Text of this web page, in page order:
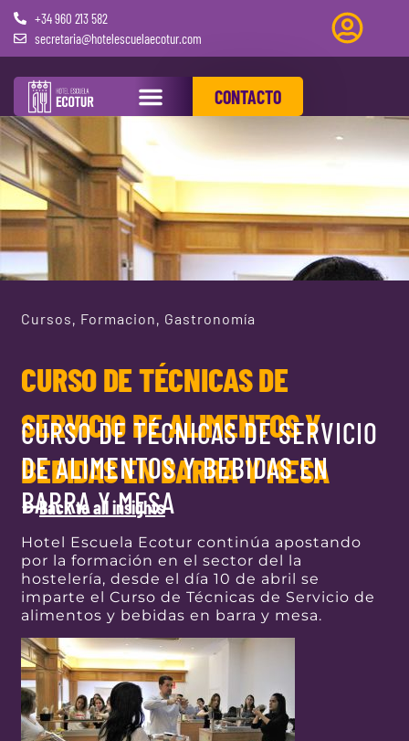
+34 960 213 582
secretaria@hotelescuelaecotur.com
CONTACTO
Cursos, Formacion, Gastronomía
CURSO DE TÉCNICAS DE
SERVICIO DE ALIMENTOS Y
BEBIDAS EN BARRA Y MESA
Back to all insights
CURSO DE TÉCNICAS DE SERVICIO
DE ALIMENTOS Y BEBIDAS EN
BARRA Y MESA
Hotel Escuela Ecotur continúa apostando
por la formación en el sector del la
hostelería, desde el día 10 de abril se
imparte el Curso de Técnicas de Servicio de
alimentos y bebidas en barra y mesa.